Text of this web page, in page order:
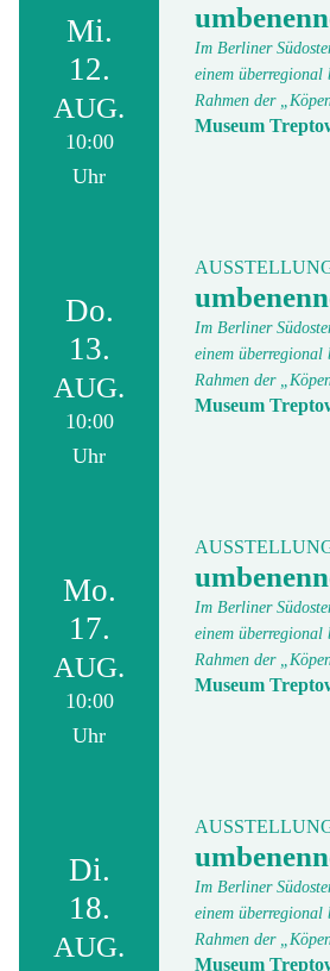
Mi.
12.
AUG.
10:00
Uhr
Im Berliner
einem überregional
Rahmen der
Museum
Do.
13.
AUG.
10:00
Uhr
Im Berliner
einem überregional
Rahmen der
Museum
Mo.
17.
AUG.
10:00
Uhr
Im Berliner
einem überregional
Rahmen der
Museum
Di.
18.
AUG.
Im Berliner
einem überregional
Rahmen der
Museum